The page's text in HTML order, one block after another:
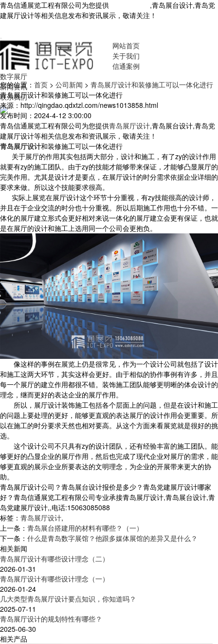
青岛信通展览工程有限公司为您提供
,青岛展台设计,青岛党
建展厅设计等相关信息发布和资讯展示，敬请关注！
网站首页
关于我们
信通案例
数字展厅
新闻资讯
联系我们
您的位置： 首页 > 公司新闻 > 青岛展厅设计和装修施工可以一体化进行
青岛展厅设计和装修施工可以一体化进行
来源：http://qingdao.qdxtzl.com/news1013858.html
发布时间：2024-4-12 3:00:00
青岛信通展览工程有限公司为您提供青岛展厅设计,青岛展台设计,青岛党
建展厅设计等相关信息发布和资讯展示，敬请关注！
青岛展厅设计和装修施工可以一体化进行
关于展厅的作用其实包括两大部分，设计和施工，有了zy的设计作用
就要有zy的施工团队。由于zy的技能才能够带来保证，才能够凸显展厅的
完美作用。尤其是设计才是要点，在展厅设计的时分需求依据企业详细的
要求来做。所以这个技能要求很高。
实际上展览在展厅设计这个环节十分重视，有zy技能很高的设计师，
并且在于企业交流的时分也十分重视。所以后期施工作用也十分不错。一
体化的展厅建立形式会更好相对来说一体化的展厅建立会更有保证，也就
是在展厅的设计和施工上选用同一个公司会更抱负。
像这样的事例在展览上仍是很常见，作为一个设计公司就包括了设计
和施工这两大环节，其实这样会更好。由于相似的协作事例有许多，并且
每一个展厅的建立作用都很不错。装饰施工团队能够更明晰的体会设计的
理念，继而更好的表达企业的展厅作用。
所以，展厅设计装饰施工包括各个层面上的问题，但是在设计和施工
的问题上要处理的更好，能够更直观的表达展厅的设计作用会更重要。所
以在施工的时分要求天然也相对要高。从这个方面来看展览就是很好的挑
选。
这个设计公司不只具有zy的设计团队，还有经验丰富的施工团队。能
够更好的凸显企业的展厅作用，然后也完成了现代企业对展厅的需求，能
够更直观的展示企业所要表达的文明理念，为企业的开展带来更大的协
助。
青岛展厅设计公司？青岛展台设计报价是多少？青岛党建展厅设计哪家
好？青岛信通展览工程有限公司专业承接青岛展厅设计,青岛展台设计,青
岛党建展厅设计,,电话:15063085088
标签： 青岛展厅设计,
上一条： 青岛展台搭建用的材料有哪些？（一）
下一条： 什么是青岛数字展馆？他跟多媒体展馆的差异又是什么？
相关新闻
青岛展厅设计有哪些设计理念（二）
2026-01-31
青岛展厅设计有哪些设计理念（一）
2026-01-24
几大类型青岛展厅设计要点知识，你知道吗？
2025-07-11
青岛展厅设计的规划特性有哪些？
2025-06-30
相关产品